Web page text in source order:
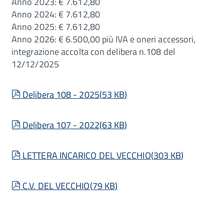
Anno 2024: € 7.612,80
Anno 2025: € 7.612,80
Anno 2026: € 6.500,00 più IVA e oneri accessori,
integrazione accolta con delibera n.108 del
12/12/2025
pdf
Delibera 108 - 2025(53 KB)
pdf
Delibera 107 - 2022(63 KB)
pdf
LETTERA INCARICO DEL VECCHIO(303 KB)
pdf
C.V. DEL VECCHIO(79 KB)